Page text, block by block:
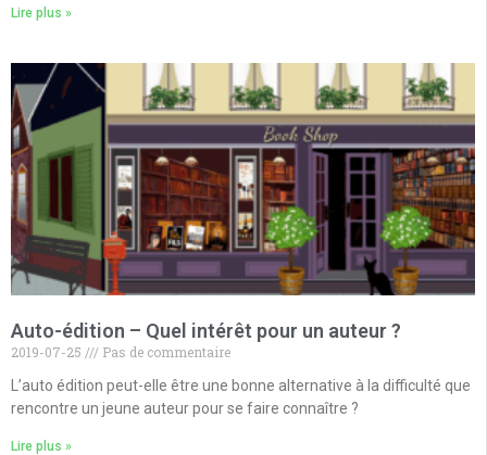
Lire plus »
Auto-édition – Quel intérêt pour un auteur ?
2019-07-25
Pas de commentaire
L’auto édition peut-elle être une bonne alternative à la difficulté que
rencontre un jeune auteur pour se faire connaître ?
Lire plus »